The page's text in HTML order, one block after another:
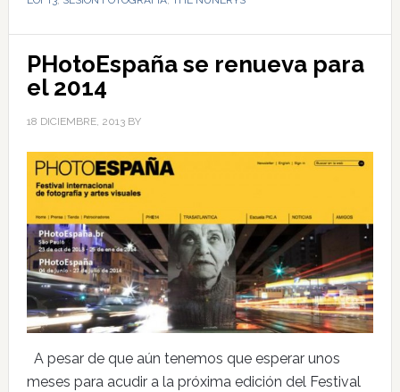
PHotoEspaña se renueva para
el 2014
18 DICIEMBRE, 2013BY
A pesar de que aún tenemos que esperar unos
meses para acudir a la próxima edición del Festival